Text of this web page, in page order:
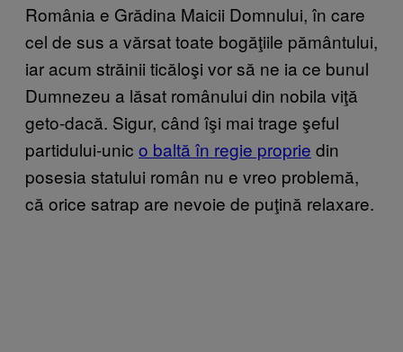
România e Grădina Maicii Domnului, în care
cel de sus a vărsat toate bogăţiile pământului,
iar acum străinii ticăloşi vor să ne ia ce bunul
Dumnezeu a lăsat românului din nobila viţă
geto-dacă. Sigur, când îşi mai trage şeful
partidului-unic o baltă în regie proprie din
posesia statului român nu e vreo problemă,
că orice satrap are nevoie de puţină relaxare.